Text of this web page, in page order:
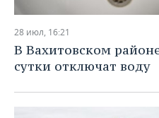
ФИГУРНОЕ КАТАНИЕ
ВОДНЫЕ ВИДЫ СПОРТА
МЕДИЦИНА
ОБРАЗОВАНИЕ
28 июл, 16:21
В Вахитовском
сутки отключат воду